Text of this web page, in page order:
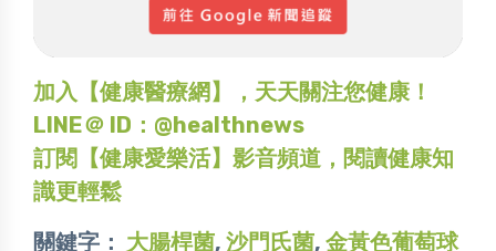
加入【健康醫療網】，天天關注您健康！
LINE＠ ID：@healthnews
訂閱【健康愛樂活】影音頻道，閱讀健康知
識更輕鬆
關鍵字： 大腸桿菌, 沙門氏菌, 金黃色葡萄球